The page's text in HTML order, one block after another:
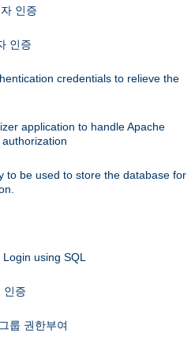
인증
인증
credentials to relieve the
application to handle Apache
to be used to store the database for
using SQL
인증
룹 권한부여